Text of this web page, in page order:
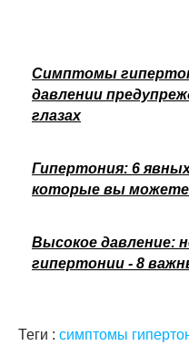
Симптомы
давлении
глазах
Гипертония: 6
которые вы
Высокое давление:
гипертонии - 8
Теги : симптомы